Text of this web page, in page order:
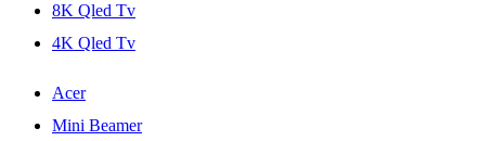
8K Qled Tv
4K Qled Tv
Acer
Mini Beamer